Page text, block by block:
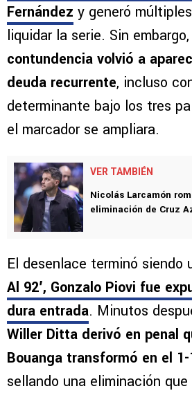
Fernández y generó
liquidar la serie. Sin embargo,
contundencia volvió a
deuda recurrente, incluso
determinante bajo los tres
el marcador se ampliara.
VER TAMBIÉN
Nicolás Larcamón
eliminación de Cruz
El desenlace terminó siendo
Al 92′, Gonzalo Piovi fue
dura entrada. Minutos
Willer Ditta derivó en penal
Bouanga transformó en el
sellando una eliminación que